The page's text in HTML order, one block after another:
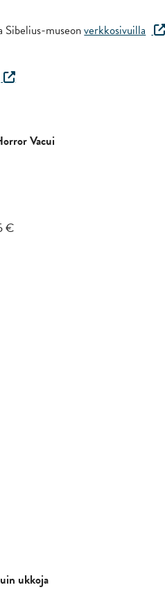
Sibelius-museonverkkosivuilla
Vacui
€
ukkoja